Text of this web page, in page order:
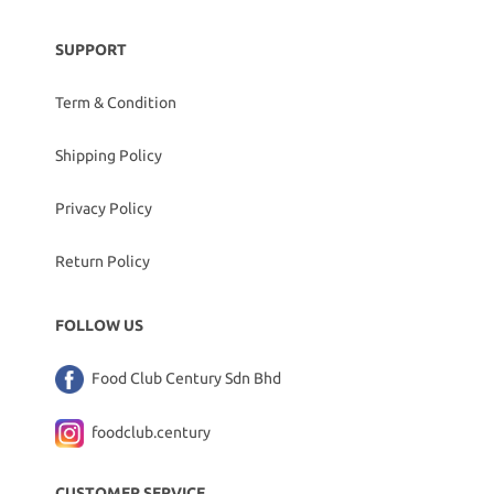
SUPPORT
Term & Condition
Shipping Policy
Privacy Policy
Return Policy
FOLLOW US
Food Club Century Sdn Bhd
foodclub.century